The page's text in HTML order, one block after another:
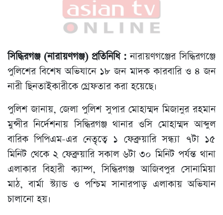
সিদ্ধিরগঞ্জ (নারায়ণগঞ্জ) প্রতিনিধি :নারায়ণগঞ্জের সিদ্ধিরগঞ্জে
পুলিশের বিশেষ অভিযানে ১৮ জন মাদক কারবারি ও ৪ জন
নারী ছিনতাইকারীকে গ্রেফতার করা হয়েছে।
পুলিশ জানায়, জেলা পুলিশ সুপার মোহাম্মদ মিজানুর রহমান
মুন্সীর নির্দেশনায় সিদ্ধিরগঞ্জ থানার ওসি মোহাম্মদ আব্দুল
বারিক পিপিএম-এর নেতৃত্বে ১ ফেব্রুয়ারি সন্ধ্যা ৭টা ১৫
মিনিট থেকে ২ ফেব্রুয়ারি সকাল ৬টা ৩০ মিনিট পর্যন্ত থানা
এলাকার বিহারী ক্যাম্প, সিদ্ধিরগঞ্জ আজিবপুর সোনামিয়া
মাঠ, বার্মা স্ট্যান্ড ও পশ্চিম সানারপাড় এলাকায় অভিযান
চালানো হয়।